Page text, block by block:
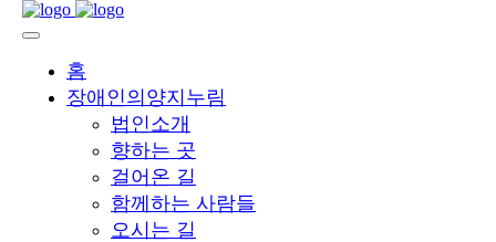
홈
장애인의양지누림
법인소개
향하는 곳
걸어온 길
함께하는 사람들
오시는 길